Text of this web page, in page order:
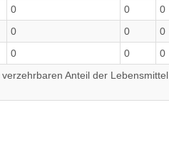
0 0 0
0 0 0
0 0 0
Anteil der Lebensmittel.